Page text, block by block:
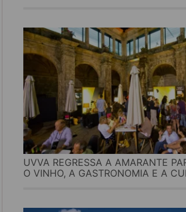
UVVA REGRESSA A AMARANTE
O VINHO, A GASTRONOMIA E A